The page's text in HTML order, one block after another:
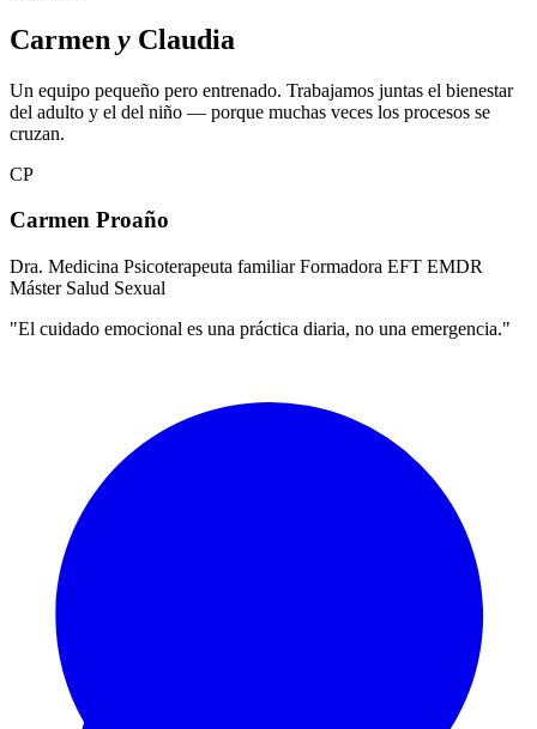
Carmen y Claudia
Un equipo pequeño pero entrenado. Trabajamos juntas el bienestar
del adulto y el del niño — porque muchas veces los procesos se
cruzan.
CP
Carmen Proaño
Dra. Medicina Psicoterapeuta familiar Formadora EFT EMDR
Máster Salud Sexual
"El cuidado emocional es una práctica diaria, no una emergencia."